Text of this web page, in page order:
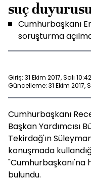
suç
Cumhurbaşkanı
soruşturma
Giriş: 31 Ekim 2017, Salı 10:42
Güncelleme: 31 Ekim 2017,
Cumhurbaşkanı
Başkan Yardımcısı
Tekirdağ'ın
konuşmada
"Cumhurbaşkanı'na
bulundu.